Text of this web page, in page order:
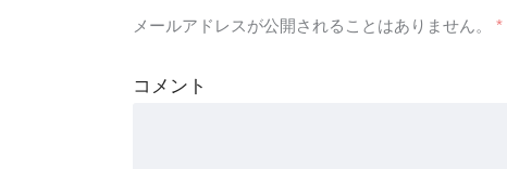
メールアドレスが公開されることはありません。 *
コメント